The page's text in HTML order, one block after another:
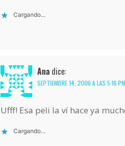
Cargando...
Ana dice:
SEPTIEMBRE 14, 2006 A LAS 5:16 PM
Ufff! Esa peli la ví hace ya
Cargando...